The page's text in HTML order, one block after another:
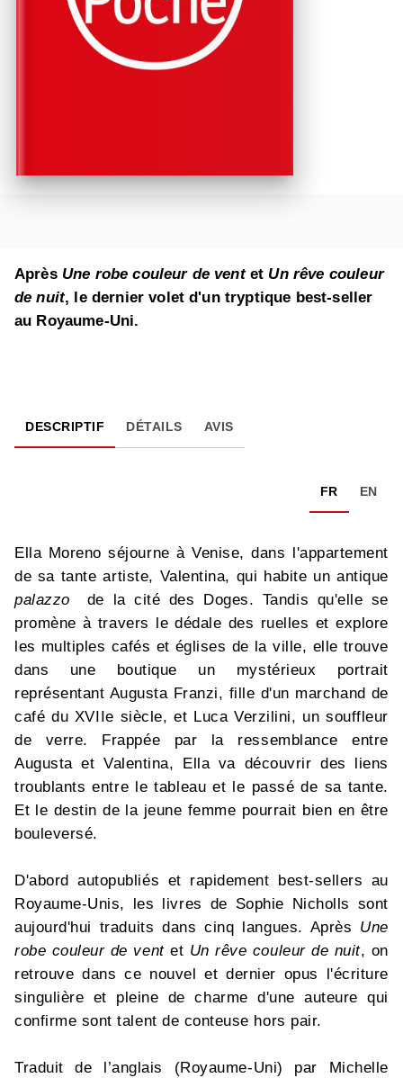
Après Une robe couleur de ventet Un rêve couleur
de nuit, le dernier volet d'un tryptique best-seller
au Royaume-Uni.
DESCRIPTIF DÉTAILS AVIS
FR EN
Ella Moreno séjourne à Venise, dans l'appartement
de sa tante artiste, Valentina, qui habite un antique
palazzo de la cité des Doges. Tandis qu'elle se
promène à travers le dédale des ruelles et explore
les multiples cafés et églises de la ville, elle trouve
dans une boutique un mystérieux portrait
représentant Augusta Franzi, fille d'un marchand de
café du XVIIe siècle, et Luca Verzilini, un souffleur
de verre. Frappée par la ressemblance entre
Augusta et Valentina, Ella va découvrir des liens
troublants entre le tableau et le passé de sa tante.
Et le destin de la jeune femme pourrait bien en être
bouleversé.
D'abord autopubliés et rapidement best-sellers au
Royaume-Unis, les livres de Sophie Nicholls sont
aujourd'hui traduits dans cinq langues. Après Une
robe couleur de ventet Un rêve couleur de nuit, on
retrouve dans ce nouvel et dernier opus l'écriture
singulière et pleine de charme d'une auteure qui
confirme sont talent de conteuse hors pair.
Traduit de l’anglais (Royaume-Uni) par Michelle